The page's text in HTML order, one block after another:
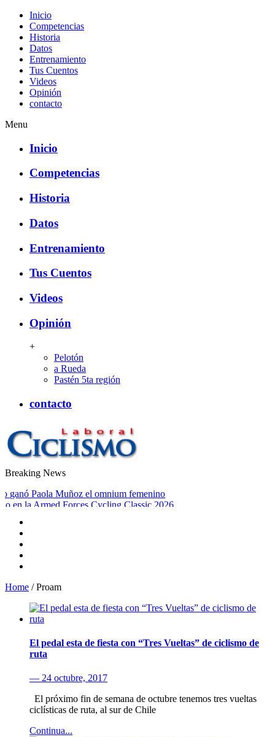
Inicio
Competencias
Historia
Datos
Entrenamiento
Tus Cuentos
Videos
Opinión
contacto
Menu
Inicio
Competencias
Historia
Datos
Entrenamiento
Tus Cuentos
Videos
Opinión
+
Pelotón
a Rueda
Pastén 5ta región
contacto
CiclismoLaboral
Breaking News
Paola Muñoz el omnium femenino
la Armed Forces Cycling Classic 2026
Home /Proam
El pedal esta de fiesta con “Tres Vueltas” de ciclismo de
ruta
— 24 octubre, 2017
El próximo fin de semana de octubre tenemos tres vueltas
ciclísticas de ruta, al sur de Chile
Continua...